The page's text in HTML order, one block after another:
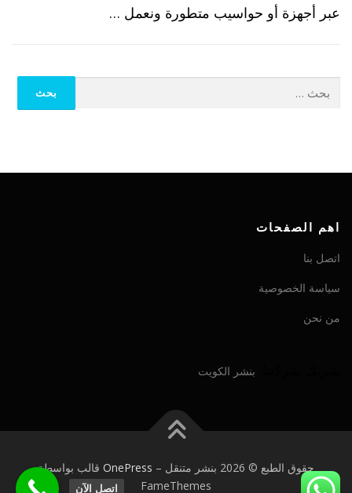
عبر أجهزة أو حواسيب متطورة ونعمل …
اهم الصفحات
اتصل بنا
سياسة الخصوصية
من نحن
بنشر الكويت
حقوق الطبع © 2026 بنشر متنقل –
OnePress قالب بواسطة
FameThemes
اتصل الآن